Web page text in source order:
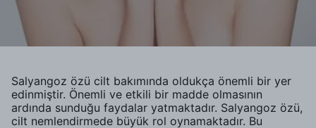
Salyangoz özü cilt bakımında oldukça önemli bir yer
edinmiştir. Önemli ve etkili bir madde olmasının
ardında sunduğu faydalar yatmaktadır. Salyangoz özü,
cilt nemlendirmede büyük rol oynamaktadır. Bu